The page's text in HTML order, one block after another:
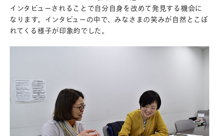
インタビューされることで自分自身を改めて発見する機会に
なります。インタビューの中で、みなさまの笑みが自然とこぼ
れてくる様子が印象的でした。